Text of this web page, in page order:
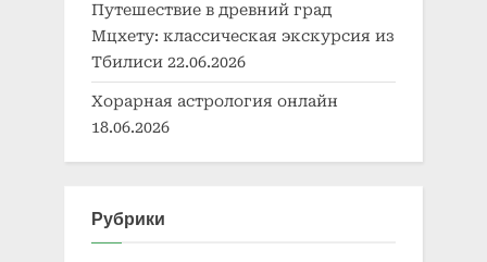
Путешествие в древний град
Мцхету: классическая экскурсия из
Тбилиси 22.06.2026
Хорарная астрология онлайн
18.06.2026
Рубрики